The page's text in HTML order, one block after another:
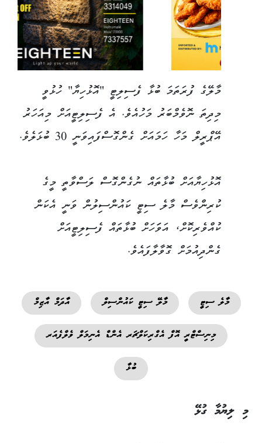
މާލޭގެ ފުރަތަމަ ބުޅާ ފެސިލިޓީ "އޮޅުހިޔާ" ހުޅުވީ
މިދިތަ ނޮވެމްބަރު މަހުއެވެ. އެ ފެސިލިޓީއަށް މިއަހަރު
އޭޕްރީލް މަހާ ހަމައަށް ގެންގޮސްފައިވަނީ 30 ބުޅަލެވެ.
އޮޅުހިޔާއަށް ބުޅާތައް ނުގެންގޮސް ލަސްވާތީ މީގެ
ކުރިންވެސް މާލެ ސިޓީ ކައުންސިލުން ވަނީ އެކަން
ކުއްވެރިކޮށް، އަވަަހަށް ބުޅާތައް ފެސިލިޓީއަށް
ގެންދިއުމަށް ގޮވާލާފައެވެ.
މާލެ ސިޓީ މާލޭ ސިޓީ ކައުންސިލް އާދަމް އާޒިމް
މިނިސްޓްރީ އޮފް އެގްރިކަލްޗަރ އެންޑް އެނިމަލް ވެލްފެއަރ
ބުޅާ
މި ލިޔުމާ ގުޅޭ